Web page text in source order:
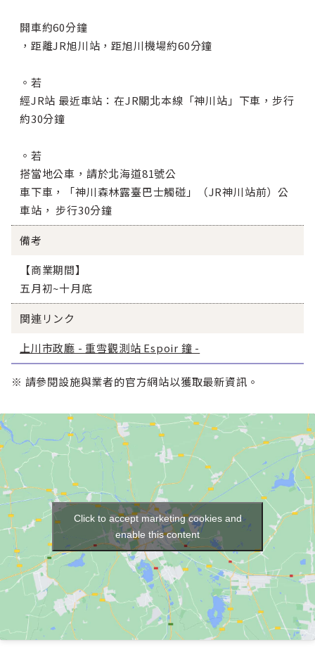
開車約60分鐘
，距離JR旭川站，距旭川機場約60分鐘
。若
經JR站 最近車站：在JR關北本線「神川站」下車，步行
約30分鐘
。若
搭當地公車，請於北海道81號公
車下車，「神川森林露臺巴士觸碰」（JR神川站前）公
車站， 步行30分鐘
備考
【商業期間】
五月初~十月底
関連リンク
上川市政廳 - 重雪觀測站 Espoir 鐘 -
※ 請參閱設施與業者的官方網站以獲取最新資訊。
Click to accept marketing cookies and
enable this content